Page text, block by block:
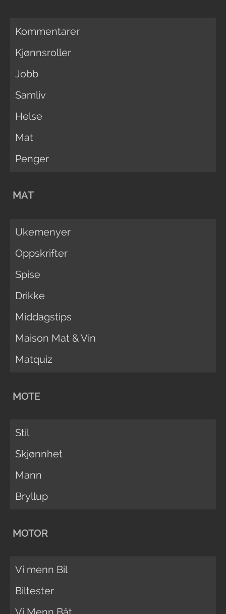
Kommentarer
Kjønnsroller
Jobb
Samliv
Helse
Mat
Penger
MAT
Ukemenyer
Oppskrifter
Spise
Drikke
Middagstips
Maison Mat & Vin
Matquiz
MOTE
Stil
Skjønnhet
Mann
Bryllup
MOTOR
Vi menn Bil
Biltester